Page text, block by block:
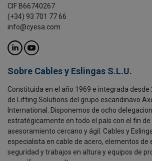
CIF B66740267
(+34) 93 701 77 66
info@cyesa.com
Sobre Cables y Eslingas S.L.U.
Constituida en el año 1969 e integrada desde
de Lifting Solutions del grupo escandinavo
International. Disponemos de ocho
estratégicamente en todo el país con el fin
asesoramiento cercano y ágil. Cables y
especialista en cable de acero, elementos de
seguridad y trabajos en altura y equipos de